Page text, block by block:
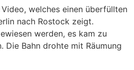
welches einen überfüllten
nach Rostock zeigt.
werden, es kam zu
Die Bahn drohte mit Räumung